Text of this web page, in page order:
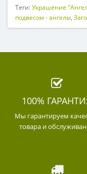
Теги:Украшение
подвесом - ангелы,
100%
Мы гарантируем
товара и